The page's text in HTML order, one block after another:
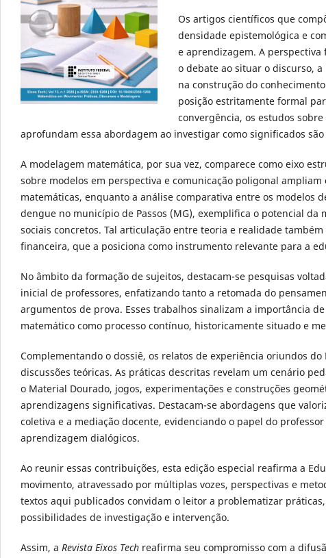
Os artigos científicos que
densidade epistemológica e
e aprendizagem. A
o debate ao situar o discurso,
na construção do
posição estritamente formal
convergência, os estudos
aprofundam essa abordagem ao investigar como significados
A modelagem matemática, por sua vez, comparece como eixo
sobre modelos em perspectiva e comunicação poligonal
matemáticas, enquanto a análise comparativa entre os modelos
dengue no município de Passos (MG), exemplifica o potencial
sociais concretos. Tal articulação entre teoria e realidade
financeira, que a posiciona como instrumento relevante para a
No âmbito da formação de sujeitos, destacam-se pesquisas
inicial de professores, enfatizando tanto a retomada do
argumentos de prova. Esses trabalhos sinalizam a importância
matemático como processo contínuo, historicamente situado e
Complementando o dossiê, os relatos de experiência oriundos
discussões teóricas. As práticas descritas revelam um cenário
o Material Dourado, jogos, experimentações e construções
aprendizagens significativas. Destacam-se abordagens que
coletiva e a mediação docente, evidenciando o papel do
aprendizagem dialógicos.
Ao reunir essas contribuições, esta edição especial reafirma a
movimento, atravessado por múltiplas vozes, perspectivas e
textos aqui publicados convidam o leitor a problematizar
possibilidades de investigação e intervenção.
Assim, a Revista Eixos Tech reafirma seu compromisso com a